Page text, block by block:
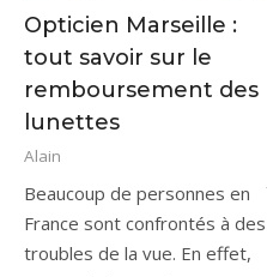
Opticien Marseille :
tout savoir sur le
remboursement des
lunettes
Alain
Beaucoup de personnes en
France sont confrontés à des
troubles de la vue. En effet,